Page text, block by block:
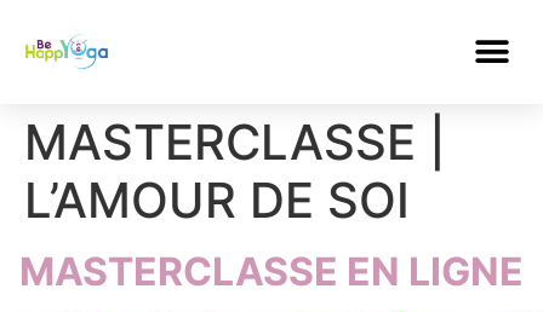
MASTERCLASSE |
L’AMOUR DE SOI
MASTERCLASSE EN LIGNE